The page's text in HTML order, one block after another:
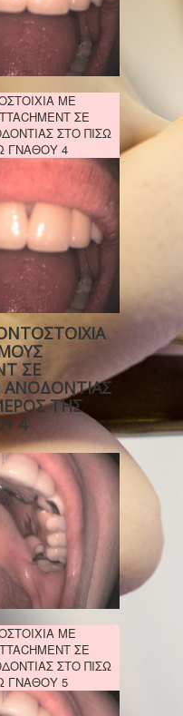
ΜΕ
ΣΕ
ΣΤΟ ΠΙΣΩ
ΓΝΑΘΟΥ 4
ΣΕ
ΑΝΟΔΟΝΤΙΑΣ
ΤΗΣ
4
ΜΕ
ΣΕ
ΣΤΟ ΠΙΣΩ
ΓΝΑΘΟΥ 5